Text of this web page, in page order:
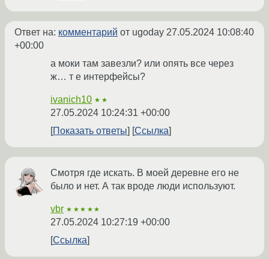
Ответ на: комментарий от ugoday 27.05.2024 10:08:40
+00:00
а моки там завезли? или опять все через
ж… т е интерфейсы?
ivanich10 ★★
27.05.2024 10:24:31 +00:00
Показать ответы
Ссылка
Смотря где искать. В моей деревне его не
было и нет. А так вроде люди используют.
vbr ★★★★★
27.05.2024 10:27:19 +00:00
Ссылка